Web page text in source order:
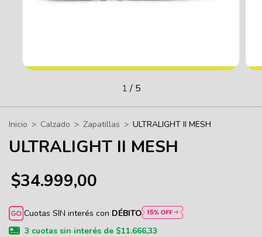
1/ 5
Inicio > Calzado > Zapatillas > ULTRALIGHT II MESH
ULTRALIGHT II MESH
$34.999,00
Cuotas SIN interés con DÉBITO
3 cuotas sin interés de $11.666,33